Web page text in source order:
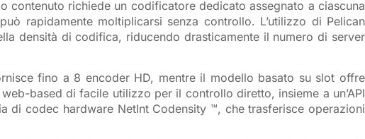
contenuto richiede un codificatore dedicato assegnato a ciascuna
rapidamente moltiplicarsi senza controllo. L’utilizzo di Pelican
densità di codifica, riducendo drasticamente il numero di server
fino a 8 encoder HD, mentre il modello basato su slot offre
based di facile utilizzo per il controllo diretto, insieme a un’API
di codec hardware NetInt Codensity ™, che trasferisce operazioni